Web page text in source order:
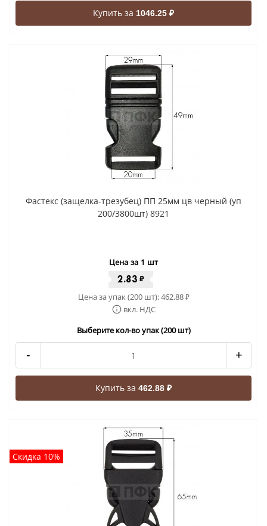
Купить за 1046.25 ₽
Фастекс (защелка-трезубец) ПП 25мм цв черный (уп
200/3800шт) 8921
Цена за 1 шт
2.83 ₽
Цена за упак (200 шт):462.88₽
вкл. НДС
Выберите кол-во упак (200 шт)
- +
Купить за 462.88 ₽
Скидка 10%